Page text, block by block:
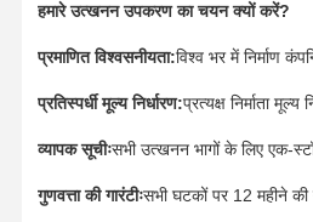
खुदाई करने वाला हाथ
ट्रैक पिन दबाएँ
स्लीविंग बियरिंग
हमारे उत्खनन उपकरण का चयन क्यों करें?
प्रमाणित विश्वसनीयता:विश्व भर में निर्माण
प्रतिस्पर्धी मूल्य निर्धारण:प्रत्यक्ष निर्माता मूल्य
व्यापक सूचीःसभी उत्खनन भागों के लिए एक-
गुणवत्ता की गारंटीःसभी घटकों पर 12 महीने की